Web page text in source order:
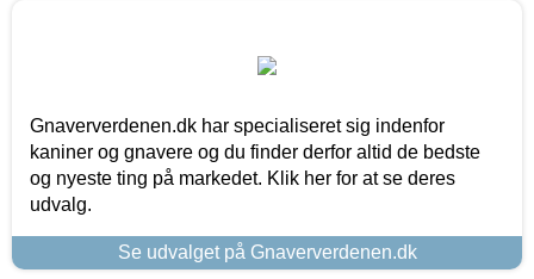
Gnaververdenen.dk har specialiseret sig indenfor
kaniner og gnavere og du finder derfor altid de bedste
og nyeste ting på markedet. Klik her for at se deres
udvalg.
Se udvalget på Gnaververdenen.dk